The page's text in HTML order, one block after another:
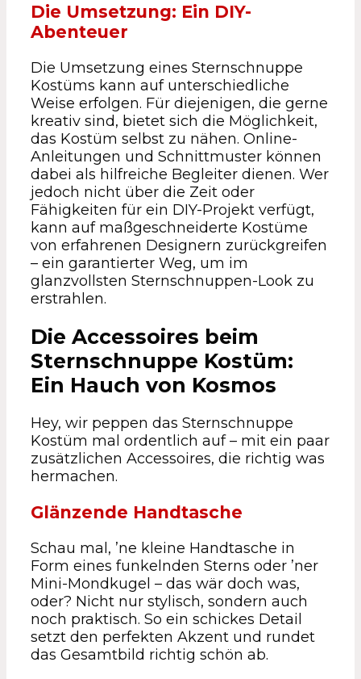
Die Umsetzung: Ein DIY-
Abenteuer
Die Umsetzung eines Sternschnuppe
Kostüms kann auf unterschiedliche
Weise erfolgen. Für diejenigen, die gerne
kreativ sind, bietet sich die Möglichkeit,
das Kostüm selbst zu nähen. Online-
Anleitungen und Schnittmuster können
dabei als hilfreiche Begleiter dienen. Wer
jedoch nicht über die Zeit oder
Fähigkeiten für ein DIY-Projekt verfügt,
kann auf maßgeschneiderte Kostüme
von erfahrenen Designern zurückgreifen
– ein garantierter Weg, um im
glanzvollsten Sternschnuppen-Look zu
erstrahlen.
Die Accessoires beim
Sternschnuppe Kostüm:
Ein Hauch von Kosmos
Hey, wir peppen das Sternschnuppe
Kostüm mal ordentlich auf – mit ein paar
zusätzlichen Accessoires, die richtig was
hermachen.
Glänzende Handtasche
Schau mal, ’ne kleine Handtasche in
Form eines funkelnden Sterns oder ’ner
Mini-Mondkugel – das wär doch was,
oder? Nicht nur stylisch, sondern auch
noch praktisch. So ein schickes Detail
setzt den perfekten Akzent und rundet
das Gesamtbild richtig schön ab.